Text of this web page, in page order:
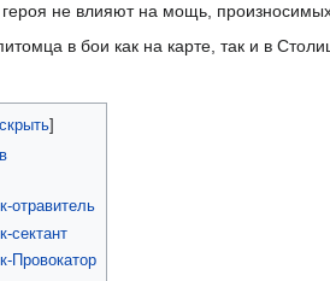
не влияют на мощь,
в бои как на карте, так и в
отравитель
сектант
Провокатор